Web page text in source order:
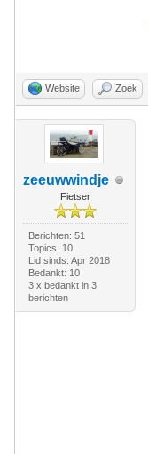
Website Zoek
zeeuwwindje
Fietser
Berichten: 51
Topics: 10
Lid sinds: Apr 2018
Bedankt: 10
3 x bedankt in 3
berichten